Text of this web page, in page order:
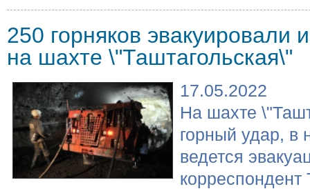
250 горняков эвакуировали
на шахте \"Таштагольская\"
17.05.2022
На шахте
горный удар, в
ведется